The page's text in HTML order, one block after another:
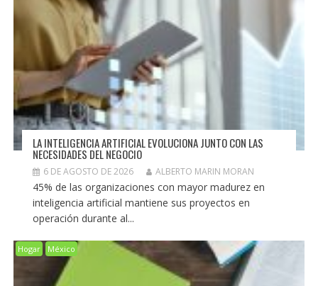
LA INTELIGENCIA ARTIFICIAL EVOLUCIONA JUNTO CON LAS
NECESIDADES DEL NEGOCIO
6 DE AGOSTO DE 2026 ALBERTO MARIN MORAN
45% de las organizaciones con mayor madurez en
inteligencia artificial mantiene sus proyectos en
operación durante al...
Hogar México